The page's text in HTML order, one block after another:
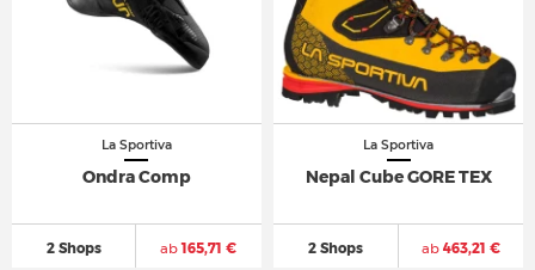
La Sportiva
Ondra Comp
2 Shops ab165,71 €
La Sportiva
Nepal Cube GORE TEX
2 Shops ab463,21 €